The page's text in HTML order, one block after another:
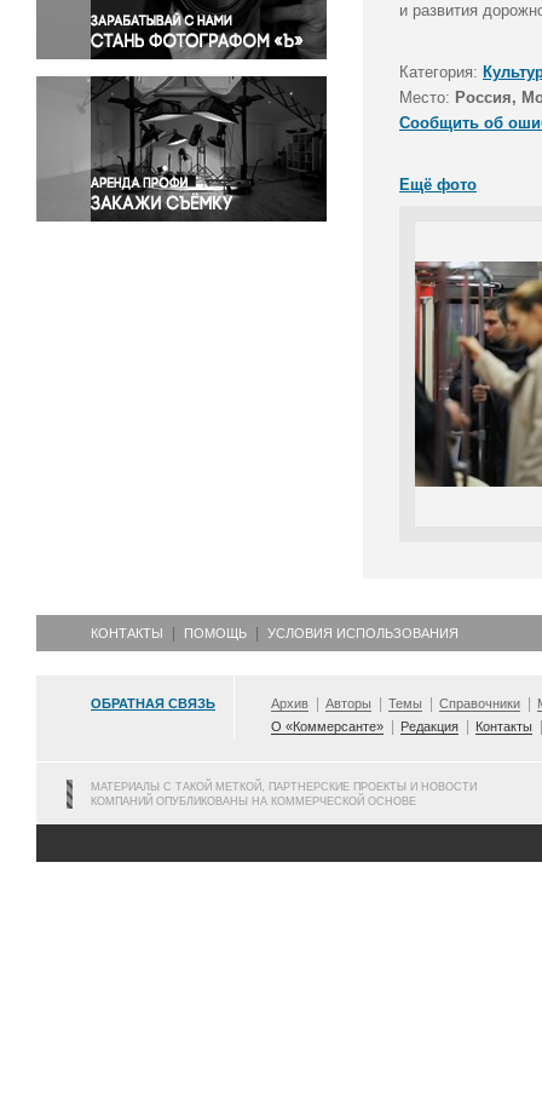
Происшествия и конфликты
Религия
Светская жизнь
Спорт
Экология
Экономика и бизнес
и развития
Категория:
Место: Россия,
Сообщить об
Ещё фото
КОНТАКТЫ ПОМОЩЬ УСЛОВИЯ ИСПОЛЬЗОВАНИЯ
ОБРАТНАЯ СВЯЗЬ Архив Авторы Темы Справочники
О «Коммерсанте»
Редакция Контакты
МАТЕРИАЛЫ С ТАКОЙ МЕТКОЙ, ПАРТНЕРСКИЕ ПРОЕКТЫ И НОВОСТИ
КОМПАНИЙ ОПУБЛИКОВАНЫ НА КОММЕРЧЕСКОЙ ОСНОВЕ